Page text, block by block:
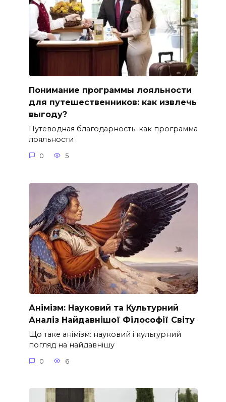
Понимание программы лояльности
для путешественников: как извлечь
выгоду?
Путеводная благодарность: как программа
лояльности
0 5
Анімізм: Науковий та Культурний
Аналіз Найдавнішої Філософії Світу
Що таке анімізм: науковий і культурний
погляд на найдавнішу
0 6